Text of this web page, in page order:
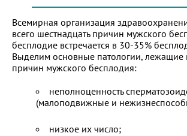
Всемирная организация
всего шестнадцать причин мужского
бесплодие встречается в 30-35%
Выделим основные патологии, лежащие
причин мужского бесплодия:
неполноценность
(малоподвижные и
низкое их число;